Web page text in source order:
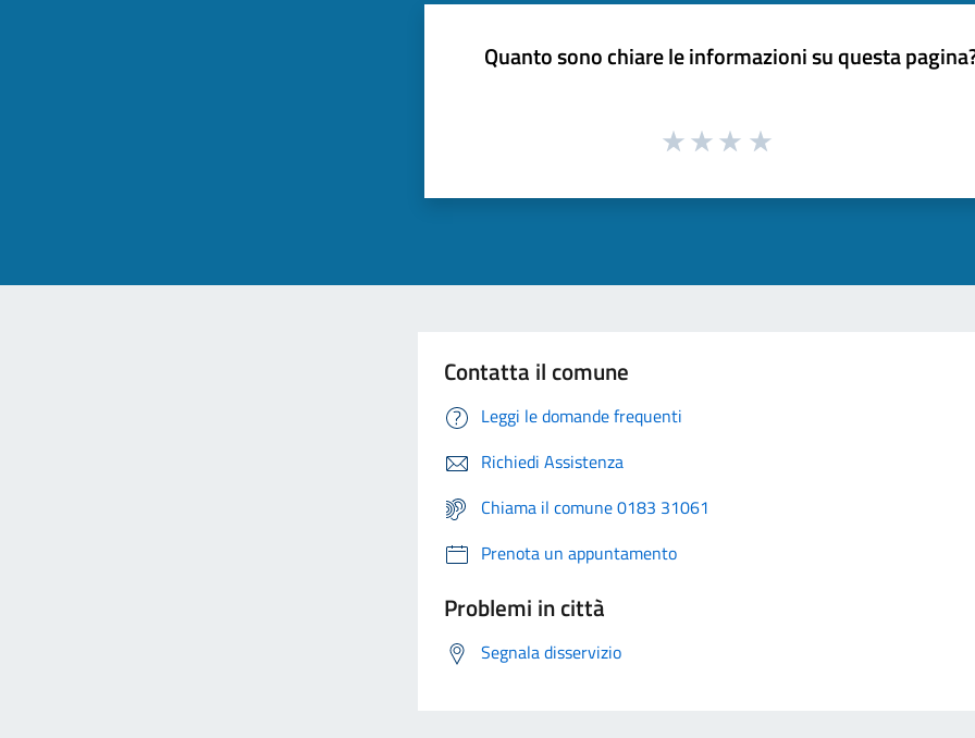
Quanto sono chiare le informazioni su questa
Contatta il comune
Leggi le domande frequenti
Richiedi Assistenza
Chiama il comune 0183 31061
Prenota un appuntamento
Problemi in città
Segnala disservizio